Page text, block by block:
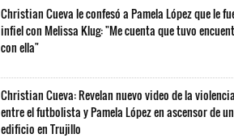
Christian Cueva le confesó a Pamela López que le
infiel con Melissa Klug: "Me cuenta que tuvo
con ella"
Christian Cueva: Revelan nuevo video de la
entre el futbolista y Pamela López en ascensor de un
edificio en Trujillo